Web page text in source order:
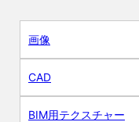
画像
CAD
BIM用テクスチャー